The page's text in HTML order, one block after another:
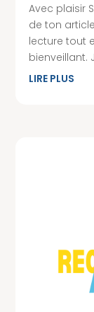
Avec plaisir
de ton
lecture tout
bienveillant.
LIRE PLUS